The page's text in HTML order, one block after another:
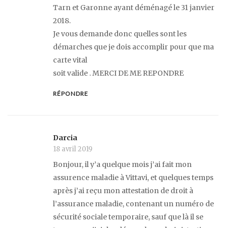
Tarn et Garonne ayant déménagé le 31 janvier
2018.
Je vous demande donc quelles sont les
démarches que je dois accomplir pour que ma
carte vital
soit valide . MERCI DE ME REPONDRE
RÉPONDRE
Darcia
18 avril 2019
Bonjour, il y’a quelque mois j’ai fait mon
assurence maladie à Vittavi, et quelques temps
après j’ai reçu mon attestation de droit à
l’assurance maladie, contenant un numéro de
sécurité sociale temporaire, sauf que là il se